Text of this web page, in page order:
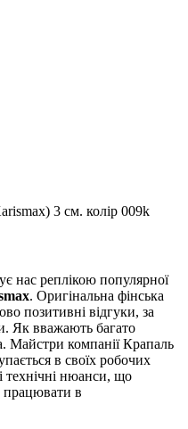
3 см. колір 009k
нас реплікою популярної
. Оригінальна фінська
позитивні відгуки, за
Як вважають багато
Майстри компанії Крапаль
в своїх робочих
технічні нюанси, що
працювати в